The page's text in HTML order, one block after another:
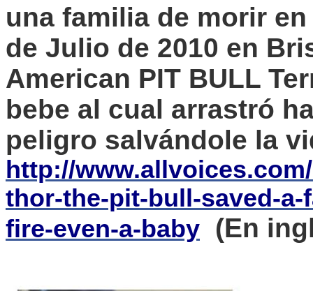
una familia de morir
de Julio de 2010 en
American PIT BULL
bebe al cual arrastró
peligro salvándole la
http://
thor-the-pit-bull-saved-
fire-even-a-baby (En